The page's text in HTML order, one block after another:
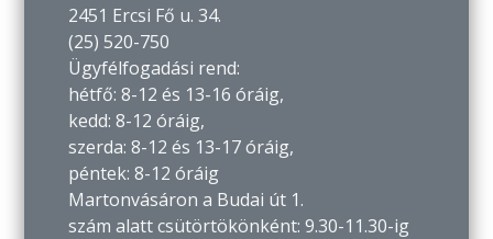
2451 Ercsi Fő u. 34.
(25) 520-750
Ügyfélfogadási rend:
hétfő: 8-12 és 13-16 óráig,
kedd: 8-12 óráig,
szerda: 8-12 és 13-17 óráig,
péntek: 8-12 óráig
Martonvásáron a Budai út 1.
szám alatt csütörtökönként: 9.30-11.30-ig